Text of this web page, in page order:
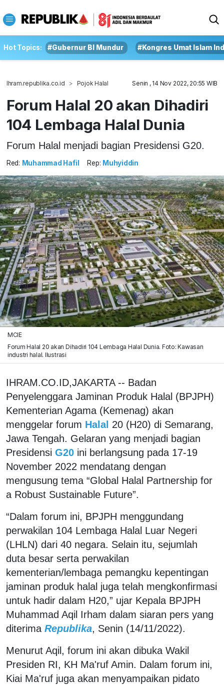
Hot Topics: #Gubernur BI Mundur #Kongres Umat Islam
Ihram.republika.co.id Pojok Halal Senin , 14 Nov 2022, 20:55 WIB
Forum Halal 20 akan Dihadiri
104 Lembaga Halal Dunia
Forum Halal menjadi bagian Presidensi G20.
Red: Muhammad Hafil Rep: Muhyiddin
MCIE
Forum Halal 20 akan Dihadiri 104 Lembaga Halal Dunia. Foto: Kawasan
industri halal. Ilustrasi
IHRAM.CO.ID,JAKARTA -- Badan
Penyelenggara Jaminan Produk Halal (BPJPH)
Kementerian Agama (Kemenag) akan
menggelar forum Halal 20 (H20) di Semarang,
Jawa Tengah. Gelaran yang menjadi bagian
Presidensi G20 ini berlangsung pada 17-19
November 2022 mendatang dengan
mengusung tema “Global Halal Partnership for
a Robust Sustainable Future”.
“Dalam forum ini, BPJPH menggundang
perwakilan 104 Lembaga Halal Luar Negeri
(LHLN) dari 40 negara. Selain itu, sejumlah
duta besar serta perwakilan
kementerian/lembaga pemangku kepentingan
jaminan produk halal juga telah mengkonfirmasi
untuk hadir dalam H20,” ujar Kepala BPJPH
Muhammad Aqil Irham dalam siaran pers yang
diterima Republika, Senin (14/11/2022).
Menurut Aqil, forum ini akan dibuka Wakil
Presiden RI, KH Ma'ruf Amin. Dalam forum ini,
Kiai Ma'ruf juga akan menyampaikan pidato